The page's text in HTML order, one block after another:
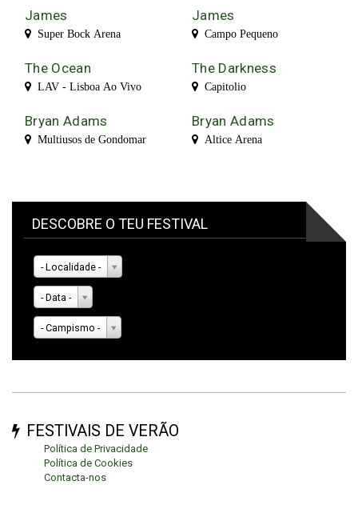
James
Super Bock Arena
James
Campo Pequeno
The Ocean
LAV - Lisboa Ao Vivo
The Darkness
Capitolio
Bryan Adams
Multiusos de Gondomar
Bryan Adams
Altice Arena
DESCOBRE O TEU FESTIVAL
- Localidade -
- Data -
- Campismo -
FESTIVAIS DE VERÃO
Política de Privacidade
Política de Cookies
Contacta-nos